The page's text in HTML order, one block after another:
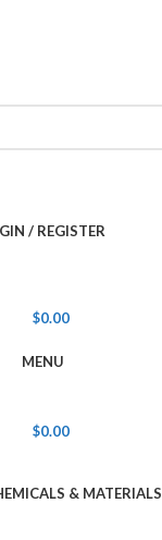
/ REGISTER
$0.00
MENU
$0.00
& MATERIALS